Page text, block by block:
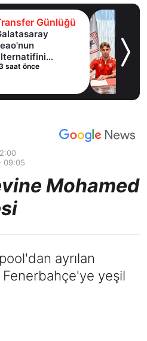
Günlüğü
buldu
saat önce
09:05
Mohamed
ayrılan
Fenerbahçe'ye yeşil